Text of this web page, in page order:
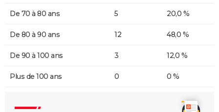
De 70 à 80 ans 5 20,0 %
De 80 à 90 ans 12 48,0 %
De 90 à 100 ans 3 12,0 %
Plus de 100 ans 0 0 %